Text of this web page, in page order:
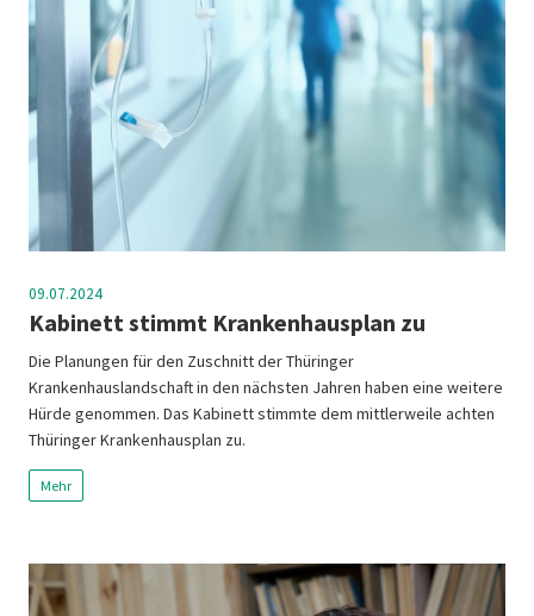
09.07.2024
Kabinett stimmt Krankenhausplan zu
Die Planungen für den Zuschnitt der Thüringer
Krankenhauslandschaft in den nächsten Jahren haben eine weitere
Hürde genommen. Das Kabinett stimmte dem mittlerweile achten
Thüringer Krankenhausplan zu.
Mehr